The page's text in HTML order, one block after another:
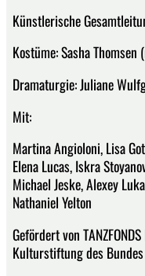
Künstlerische
Kostüme: Sasha Thomsen
Dramaturgie: Juliane
Mit:
Martina Angioloni, Lisa
Elena Lucas, Iskra
Michael Jeske, Alexey
Nathaniel Yelton
Gefördert von
Kulturstiftung des Bundes